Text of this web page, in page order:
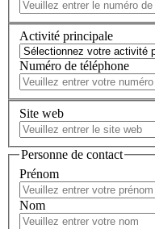
Activité principale
Numéro de téléphone
Site web
Personne de contact
Prénom
Nom